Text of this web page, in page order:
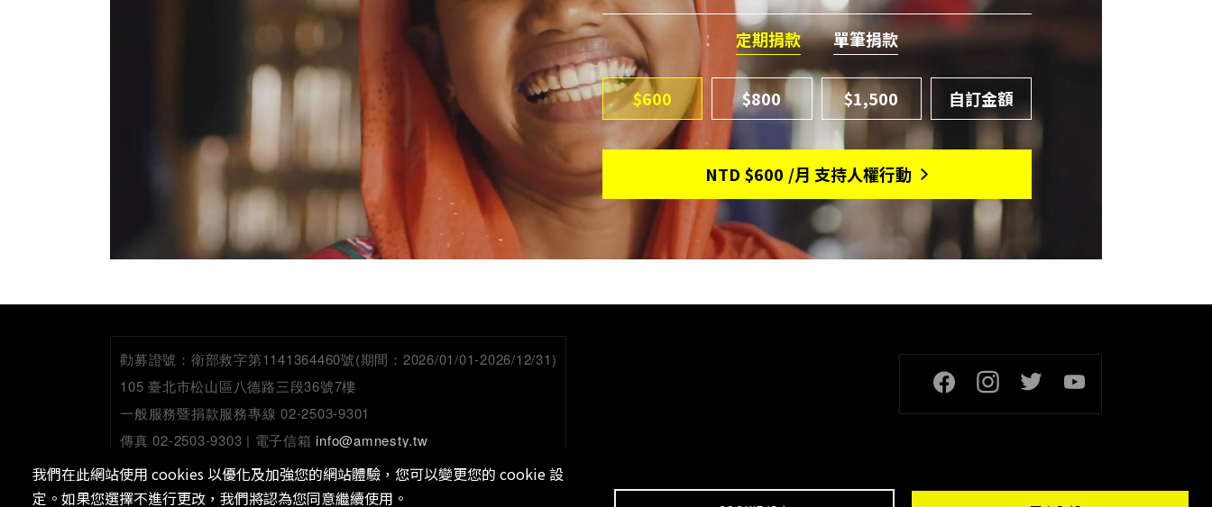
定期捐款 單筆捐款
$600 $800 $1,500
NTD $600 /月 支持人權行動
我們在此網站使用 cookies 以優化及加強您的網站體驗，您可以變更您的 cookie 設
定。如果您選擇不進行更改，我們將認為您同意繼續使用。
頁尾社交連結
勸募證號： 衛部救字第1141364460號(期間：2026/01/01-2026/12/31)
105 臺北市松山區八德路三段36號7樓
一般服務暨捐款服務專線 02-2503-9301
傳真 02-2503-9303 | 電子信箱 info@amnesty.tw